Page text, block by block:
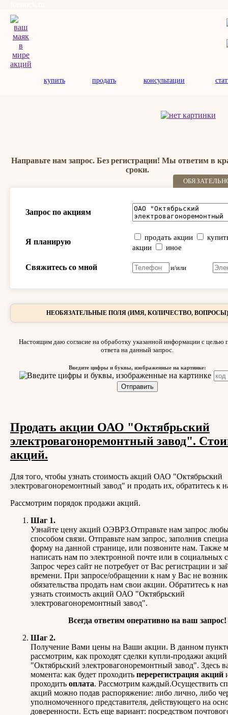
купить продать консультации
Направьте нам запрос. Без регистрации! Мы ответим в
сроки.
Запрос по акциям
Я планирую продать акции
акции
иное
Свяжитесь со мной и/или
НЕОБЯЗАТЕЛЬНЫЕ ПОЛЯ (ИМЯ, КОЛИЧЕСТВО, ВОПРОСЫ)
Настоящим даю согласие на обработку указанной информации с целью
ответа на данный запрос.
Введите цифры и буквы, изображенные на картинке:
Продать акции ОАО "Октябрьский
электровагоноремонтный завод".
акций.
Для того, чтобы узнать стоимость акций ОАО "Октябрьский
электровагоноремонтный завод" и продать их, обратитесь к
Рассмотрим порядок продажи акций.
Шаг 1.
Узнайте цену акций ОЭВРЗ.Отправьте нам запрос
способом связи. Отправьте нам запрос, заполнив
форму на данной странице, или позвоните нам. Также
написать нам по электронной почте или в социальных
Запрос через сайт не потребует от Вас регистрации и
времени. При запросе/обращении к нам у Вас не
обязательства продать нам свои акции. Обратитесь к
узнать стоимость акций ОАО "Октябрьский
электровагоноремонтный завод".
Всегда ответим оперативно на ваш запрос!
Шаг 2.
Получение Вами цены на Ваши акции. В данном
рассмотрим, как проходят сделки купли-продажи
"Октябрьский электровагоноремонтный завод". Здесь
момента: как будет проходить перерегистрация акций
проходить оплата. Рассмотрим каждый.Осуществить
акций можно подав распоряжение: либо лично, либо
уполномоченного представителя, действующего на
доверенности. Есть еще вариант: посредством